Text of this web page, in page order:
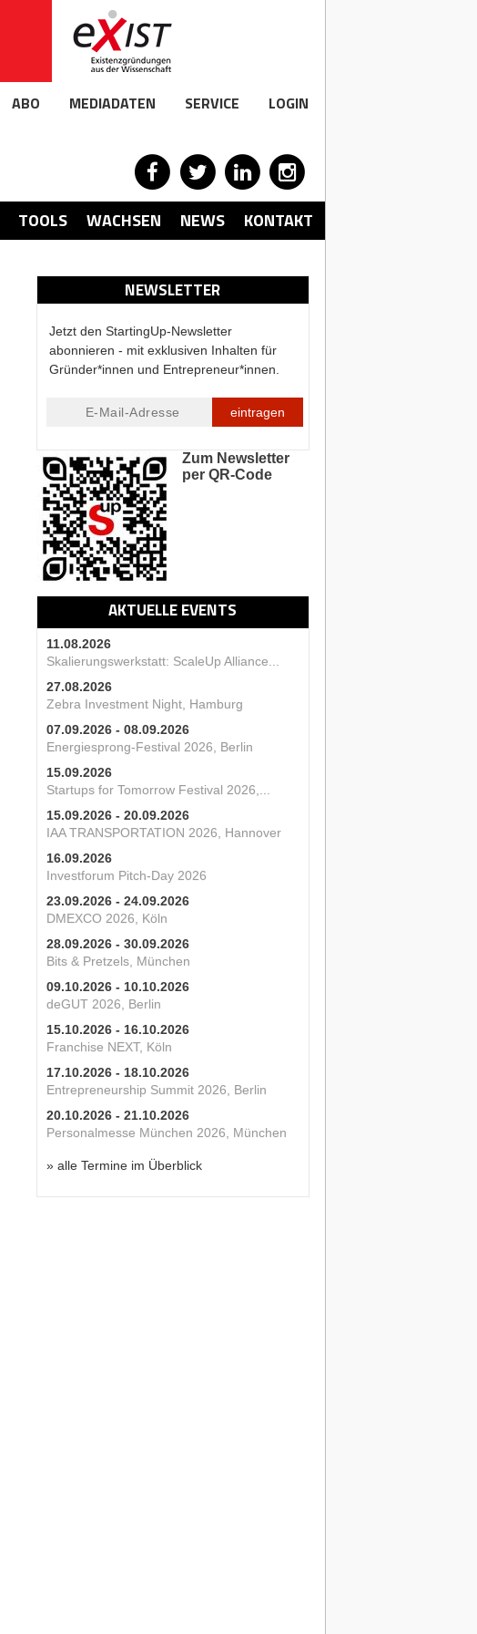
ABO MEDIADATEN SERVICE LOGIN
TOOLS WACHSEN NEWS KONTAKT
NEWSLETTER
Jetzt den StartingUp-Newsletter
abonnieren - mit exklusiven Inhalten für
Gründer*innen und Entrepreneur*innen.
eintragen
Zum Newsletter
per QR-Code
AKTUELLE EVENTS
11.08.2026
Skalierungswerkstatt: ScaleUp Alliance...
27.08.2026
Zebra Investment Night, Hamburg
07.09.2026 - 08.09.2026
Energiesprong-Festival 2026, Berlin
15.09.2026
Startups for Tomorrow Festival 2026,...
15.09.2026 - 20.09.2026
IAA TRANSPORTATION 2026, Hannover
16.09.2026
Investforum Pitch-Day 2026
23.09.2026 - 24.09.2026
DMEXCO 2026, Köln
28.09.2026 - 30.09.2026
Bits & Pretzels, München
09.10.2026 - 10.10.2026
deGUT 2026, Berlin
15.10.2026 - 16.10.2026
Franchise NEXT, Köln
17.10.2026 - 18.10.2026
Entrepreneurship Summit 2026, Berlin
20.10.2026 - 21.10.2026
Personalmesse München 2026, München
» alle Termine im Überblick